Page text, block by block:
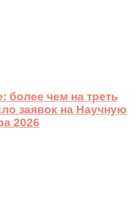
более чем на треть
заявок на Научную
2026